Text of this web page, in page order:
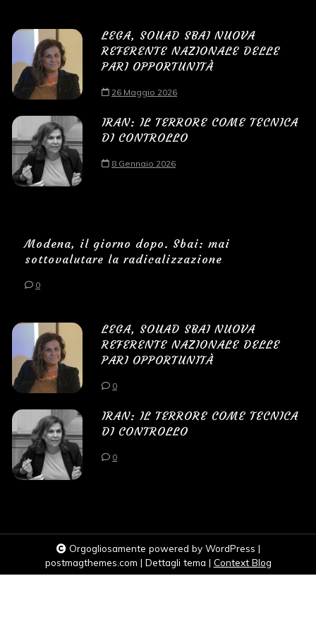
LEGA, SOUAD SBAI NUOVA
REFERENTE NAZIONALE DELLE
PARI OPPORTUNITÀ
26 Maggio 2026
IRAN: IL TERRORE COME TECNICA
DI CONTROLLO
8 Gennaio 2026
Modena, il giorno dopo. Sbai: mai
sottovalutare la radicalizzazione
0
LEGA, SOUAD SBAI NUOVA
REFERENTE NAZIONALE DELLE
PARI OPPORTUNITÀ
0
IRAN: IL TERRORE COME TECNICA
DI CONTROLLO
0
Orgogliosamente powered by WordPress |
postmagthemes.com | Dettagli tema | Context Blog